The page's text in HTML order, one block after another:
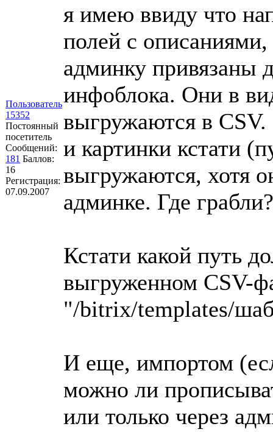
Пользователь
15352
Постоянный
посетитель
Сообщений:
181 Баллов:
16
Регистрация:
07.09.2007
я имею ввиду что
полей с описаниями,
админку привязаны
инфоблока. Они в
выгружаются в
и картинки кстати
выгружаются, хотя
админке. Где грабли?
Кстати какой путь
выгруженном CSV-
"/bitrix/templates/
И еще, импортом
можно ли
или только через